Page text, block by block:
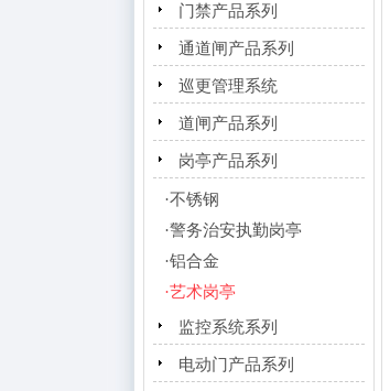
门禁产品系列
通道闸产品系列
巡更管理系统
道闸产品系列
岗亭产品系列
·不锈钢
·警务治安执勤岗亭
·铝合金
·艺术岗亭
监控系统系列
电动门产品系列